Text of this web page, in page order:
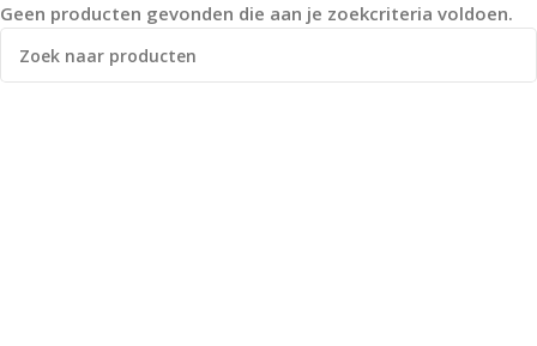
Geen producten gevonden die aan je zoekcriteria voldoen.